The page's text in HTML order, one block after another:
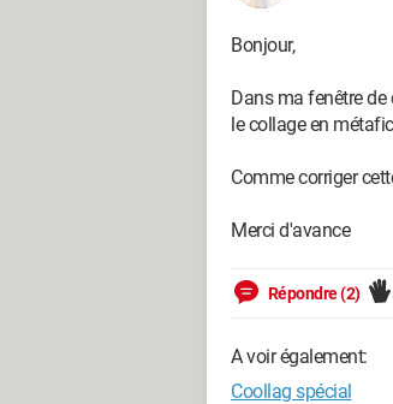
Bonjour,
Dans ma fenêtre
le collage en
Comme corriger
Merci d'avance
Répondre (2)
A voir également:
Coollag spécial